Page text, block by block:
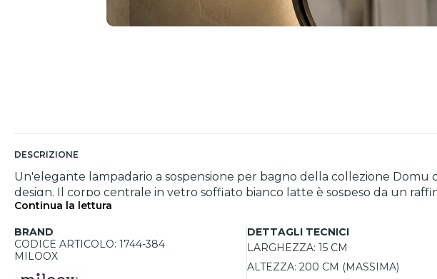
DESCRIZIONE
Un'elegante lampadario a sospensione per bagno della collezione
design. Il corpo centrale in vetro soffiato bianco latte è sospeso da un
delicatamente il vetro, creando un insieme armonioso e distintivo. Ideale
avvolgente, perfetta per momenti conviviali o di relax. La manutenzione
Continua la lettura
BRAND
CODICE ARTICOLO: 1744-384
MILOOX
DETTAGLI TECNICI
LARGHEZZA: 15 CM
ALTEZZA: 200 CM (MASSIMA)